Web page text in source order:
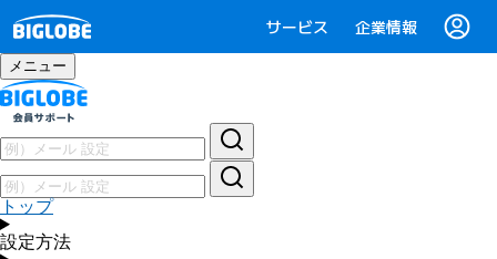
サービス 企業情報
メニュー
トップ
設定方法